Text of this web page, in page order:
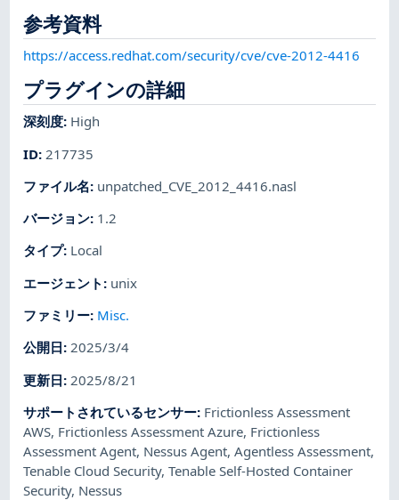
参考資料
https://access.redhat.com/security/cve/cve-2012-4416
プラグインの詳細
深刻度: High
ID: 217735
ファイル名: unpatched_CVE_2012_4416.nasl
バージョン: 1.2
タイプ: Local
エージェント : unix
ファミリー: Misc.
公開日:2025/3/4
更新日: 2025/8/21
サポートされているセンサー: Frictionless Assessment
AWS, Frictionless Assessment Azure, Frictionless
Assessment Agent, Nessus Agent,Agentless Assessment,
Tenable Cloud Security,Tenable Self-Hosted Container
Security, Nessus